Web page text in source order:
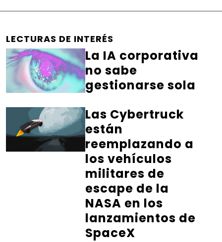
LECTURAS DE INTERÉS
La IA corporativa
no sabe
gestionarse sola
Las Cybertruck
están
reemplazando a
los vehículos
militares de
escape de la
NASA en los
lanzamientos de
SpaceX